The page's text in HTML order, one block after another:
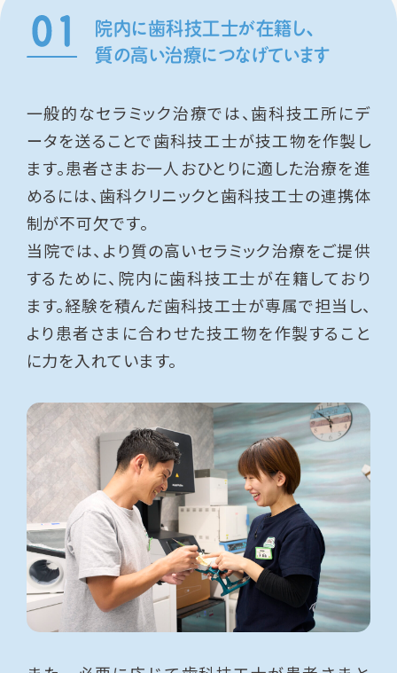
院内に歯科技工士が在籍し、
質の高い治療につなげています
一般的なセラミック治療では、歯科技工所にデ
ータを送ることで歯科技工士が技工物を作製し
ます。患者さまお一人おひとりに適した治療を進
めるには、歯科クリニックと歯科技工士の連携体
制が不可欠です。
当院では、より質の高いセラミック治療をご提供
するために、院内に歯科技工士が在籍しており
ます。経験を積んだ歯科技工士が専属で担当し、
より患者さまに合わせた技工物を作製すること
に力を入れています。